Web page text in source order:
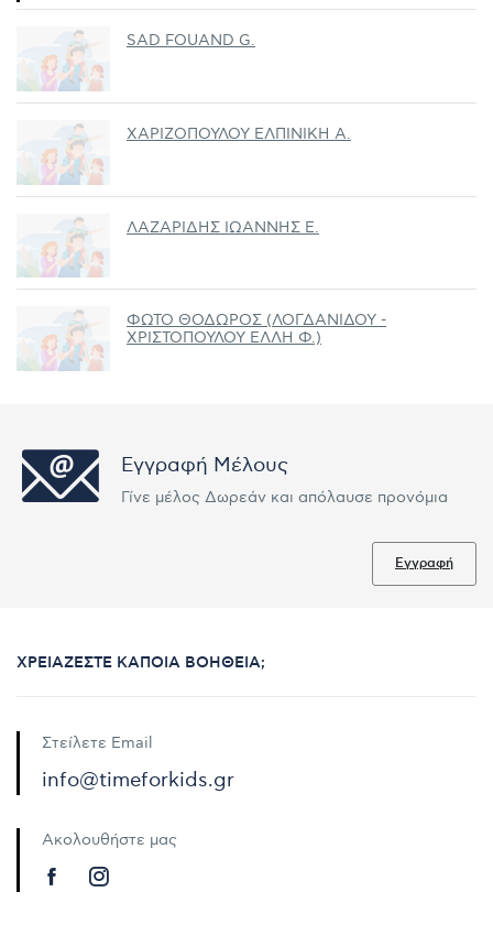
SAD FOUAND G.
ΧΑΡΙΖΟΠΟΥΛΟΥ ΕΛΠΙΝΙΚΗ Α.
ΛΑΖΑΡΙΔΗΣ ΙΩΑΝΝΗΣ Ε.
ΦΩΤΟ ΘΟΔΩΡΟΣ (ΛΟΓΔΑΝΙΔΟΥ -
ΧΡΙΣΤΟΠΟΥΛΟΥ ΕΛΛΗ Φ.)
Εγγραφή Μέλους
Γίνε μέλος Δωρεάν και απόλαυσε προνόμια
Εγγραφή
ΧΡΕΙΆΖΕΣΤΕ ΚΆΠΟΙΑ ΒΟΉΘΕΙΑ;
Στείλετε Email
info@timeforkids.gr
Ακολουθήστε μας